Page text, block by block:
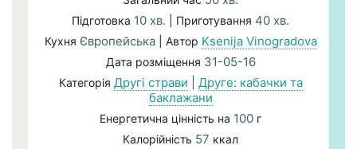
Підготовка 10 хв. | Приготування 40 хв.
Кухня Європейська| Автор Ksenija Vinogradova
Дата розміщення 31-05-16
Категорія Другі страви
Друге: кабачки та
баклажани
Енергетична цінність на 100 г
Калорійність 57 ккал